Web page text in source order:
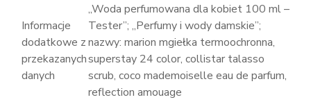
Informacje
dodatkowe z
przekazanych
danych
„Woda perfumowana dla kobiet 100 ml –
Tester”; „Perfumy i wody damskie”;
nazwy: marion mgiełka termoochronna,
superstay 24 color, collistar talasso
scrub, coco mademoiselle eau de parfum,
reflection amouage